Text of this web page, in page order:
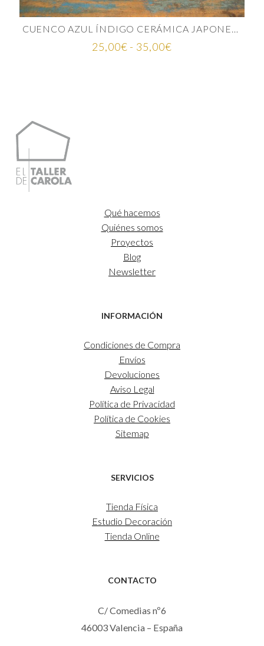
25,00€ - 35,00€Rango
Qué hacemos
Quiénes somos
Proyectos
Blog
Newsletter
INFORMACIÓN
Condiciones de Compra
Envíos
Devoluciones
Aviso Legal
Política de Privacidad
Política de Cookies
Sitemap
SERVICIOS
Tienda Física
Estudio Decoración
Tienda Online
CONTACTO
C/ Comedias nº6
46003 Valencia – España